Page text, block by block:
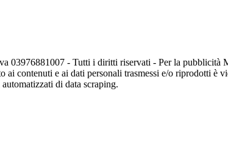
03976881007 - Tutti i diritti riservati - Per la pubblicità
ai contenuti e ai dati personali trasmessi e/o riprodotti è
di data scraping.